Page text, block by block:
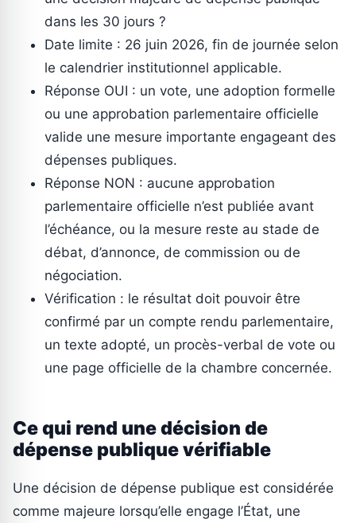
dans les 30 jours ?
Date limite : 26 juin 2026, fin de journée selon
le calendrier institutionnel applicable.
Réponse OUI : un vote, une adoption formelle
ou une approbation parlementaire officielle
valide une mesure importante engageant des
dépenses publiques.
Réponse NON : aucune approbation
parlementaire officielle n’est publiée avant
l’échéance, ou la mesure reste au stade de
débat, d’annonce, de commission ou de
négociation.
Vérification : le résultat doit pouvoir être
confirmé par un compte rendu parlementaire,
un texte adopté, un procès-verbal de vote ou
une page officielle de la chambre concernée.
Ce qui rend une décision de
dépense publique vérifiable
Une décision de dépense publique est considérée
comme majeure lorsqu’elle engage l’État, une